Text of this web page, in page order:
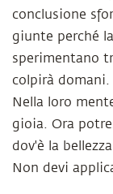
conclusione
giunte perché
sperimentano
colpirà
Nella loro
gioia. Ora
dov'è la
Non devi